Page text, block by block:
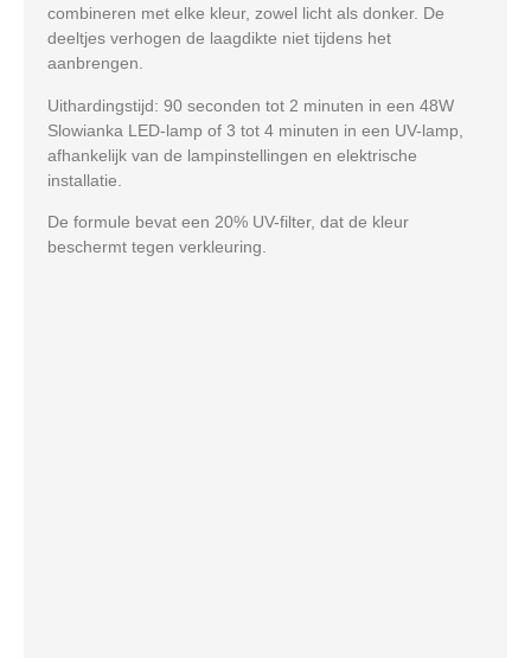
combineren met elke kleur, zowel licht als donker. De
deeltjes verhogen de laagdikte niet tijdens het
aanbrengen.
Uithardingstijd: 90 seconden tot 2 minuten in een 48W
Slowianka LED-lamp of 3 tot 4 minuten in een UV-lamp,
afhankelijk van de lampinstellingen en elektrische
installatie.
De formule bevat een 20% UV-filter, dat de kleur
beschermt tegen verkleuring.